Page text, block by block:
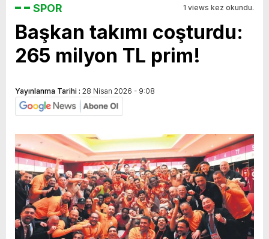
SPOR 1 views kez okundu.
Başkan takımı coşturdu:
265 milyon TL prim!
Yayınlanma Tarihi : 28 Nisan 2026 - 9:08